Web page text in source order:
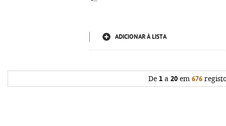
ADICIONAR À LISTA
De 1 a 20 em 676